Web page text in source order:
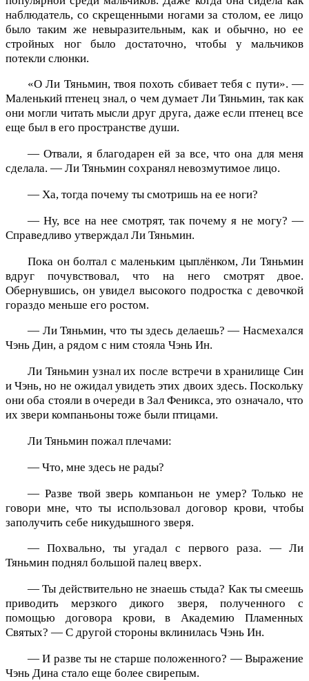
наблюдатель, со скрещенными ногами за столом, ее лицо
было таким же невыразительным, как и обычно, но ее
стройных ног было достаточно, чтобы у мальчиков
потекли слюнки.
«О Ли Тяньмин, твоя похоть сбивает тебя с пути». —
Маленький птенец знал, о чем думает Ли Тяньмин, так как
они могли читать мысли друг друга, даже если птенец все
еще был в его пространстве души.
— Отвали, я благодарен ей за все, что она для меня
сделала. — Ли Тяньмин сохранял невозмутимое лицо.
— Ха, тогда почему ты смотришь на ее ноги?
— Ну, все на нее смотрят, так почему я не могу? —
Справедливо утверждал Ли Тяньмин.
Пока он болтал с маленьким цыплёнком, Ли Тяньмин
вдруг почувствовал, что на него смотрят двое.
Обернувшись, он увидел высокого подростка с девочкой
гораздо меньше его ростом.
— Ли Тяньмин, что ты здесь делаешь? — Насмехался
Чэнь Дин, а рядом с ним стояла Чэнь Ин.
Ли Тяньмин узнал их после встречи в хранилище Син
и Чэнь, но не ожидал увидеть этих двоих здесь. Поскольку
они оба стояли в очереди в Зал Феникса, это означало, что
их звери компаньоны тоже были птицами.
Ли Тяньмин пожал плечами:
— Что, мне здесь не рады?
— Разве твой зверь компаньон не умер? Только не
говори мне, что ты использовал договор крови, чтобы
заполучить себе никудышного зверя.
— Похвально, ты угадал с первого раза. — Ли
Тяньмин поднял большой палец вверх.
— Ты действительно не знаешь стыда? Как ты смеешь
приводить мерзкого дикого зверя, полученного с
помощью договора крови, в Академию Пламенных
Святых? — С другой стороны вклинилась Чэнь Ин.
— И разве ты не старше положенного? — Выражение
Чэнь Дина стало еще более свирепым.